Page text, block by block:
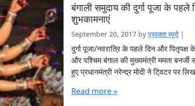
बंगाली समुदाय की दुर्गा पूजा के पहले
शुभकामनाएं
September 20, 2017 byप्रवक्‍ता ब्यूरो |
दुर्गा पूजा/नवरात्रि के पहले दिन और
और पश्चिम बंगाल की मुख्यमंत्री ममता
हुए प्रधानमंत्री नरेन्द्र मोदी ने टि्वटर पर
Read more »